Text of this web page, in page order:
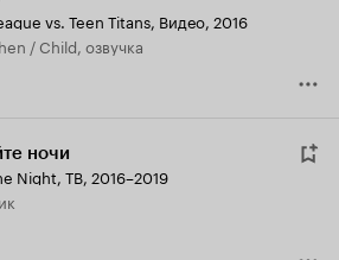
vs. Teen Titans, Видео, 2016
/ Child, озвучка
ночи
Night, ТВ, 2016–2019